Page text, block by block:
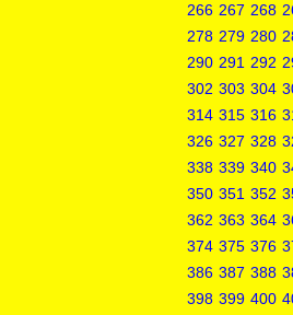
266 267 268
278 279 280
290 291 292
302 303 304
314 315 316
326 327 328
338 339 340
350 351 352
362 363 364
374 375 376
386 387 388
398 399 400